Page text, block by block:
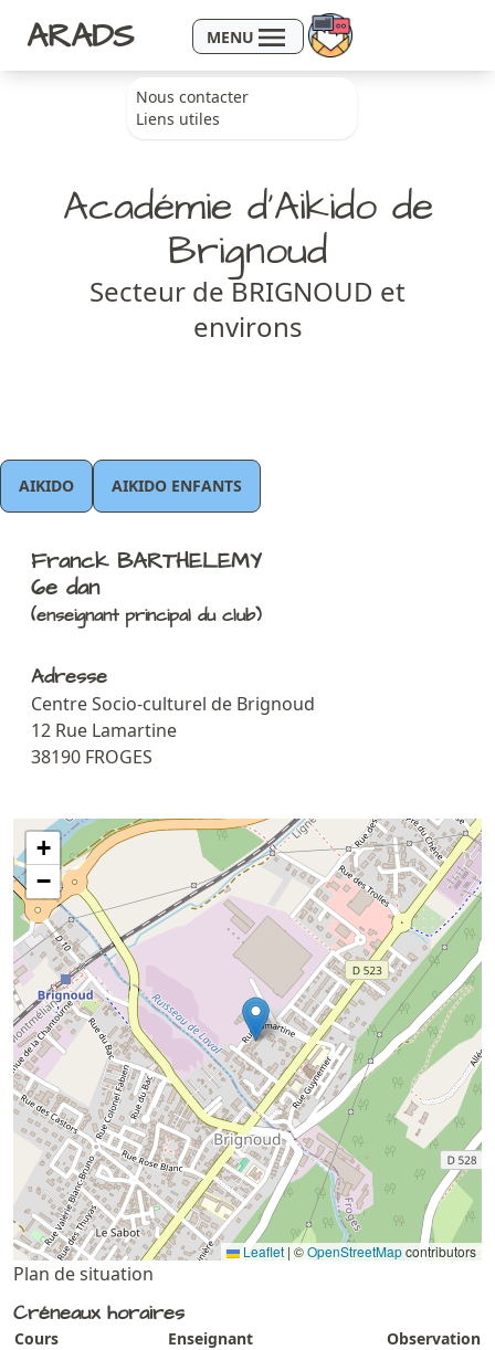
ARADS MENU
Nous contacter
Liens utiles
Académie d’Aikido de
Brignoud
Secteur de BRIGNOUD et
environs
AIKIDO AIKIDO ENFANTS
Franck BARTHELEMY
6e dan
(enseignant principal du club)
Adresse
Centre Socio-culturel de Brignoud
12 Rue Lamartine
38190 FROGES
+
−
Leaflet | ©OpenStreetMapcontributors
Plan de situation
Créneaux horaires
Cours Enseignant
Observation